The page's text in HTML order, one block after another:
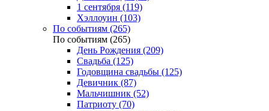
1 сентября (119)
Хэллоуин (103)
По событиям (265)
По событиям (265)
День Рождения (209)
Свадьба (125)
Годовщина свадьбы (125)
Девичник (87)
Мальчишник (52)
Патриоту (70)